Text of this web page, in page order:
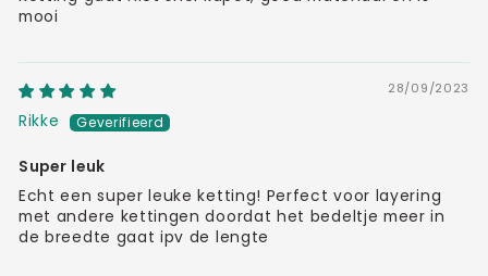
mooi
28/09/2023
Rikke
Super leuk
Echt een super leuke ketting! Perfect voor layering
met andere kettingen doordat het bedeltje meer in
de breedte gaat ipv de lengte